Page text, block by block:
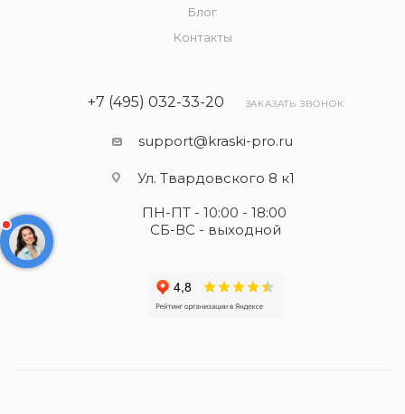
Блог
Контакты
+7 (495) 032-33-20 ЗАКАЗАТЬ ЗВОНОК
support@kraski-pro.ru
Ул. Твардовского 8 к1
ПН-ПТ - 10:00 - 18:00
СБ-ВС - выходной